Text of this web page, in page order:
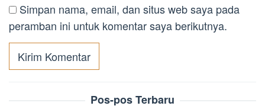
Simpan nama, email, dan situs web saya pada
peramban ini untuk komentar saya berikutnya.
Pos-pos Terbaru